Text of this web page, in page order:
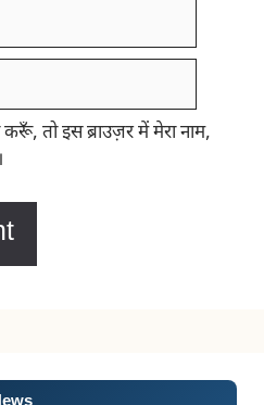
तो इस ब्राउज़र में मेरा नाम,